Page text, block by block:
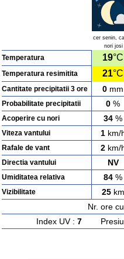
cer senin,
nori josi
Temperatura 19°C
Temperatura resimitita 21°C
Cantitate precipitatii 3 ore 0 mm
Probabilitate precipitatii 0 %
Acoperire cu nori 34 %
Viteza vantului 1km/
Rafale de vant 2km/
Directia vantului NV
Umiditatea relativa 84 %
Vizibilitate 25km
Nr. ore
Index UV : 7